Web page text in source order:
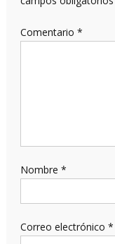
Comentario *
Nombre *
Correo electrónico *